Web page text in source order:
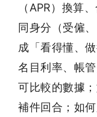
（APR）換算
同身分（受僱
成「看得懂、
名目利率、帳
可比較的數據
補件回合；如